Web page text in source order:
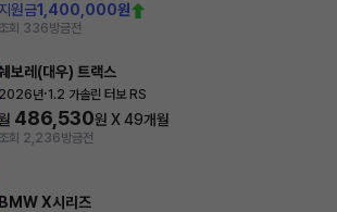
지원금1,400,000원
조회 336방금전
보레(대우) 트랙스
2026년·1.2 가솔린 터보 RS
486,530원 X49개월
조회 2,236방금전
BMW X시리즈